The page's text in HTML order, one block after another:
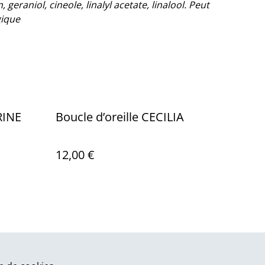
geraniol, cineole, linalyl acetate, linalool. Peut
Boucle d’oreille CECILIA
12,00 €